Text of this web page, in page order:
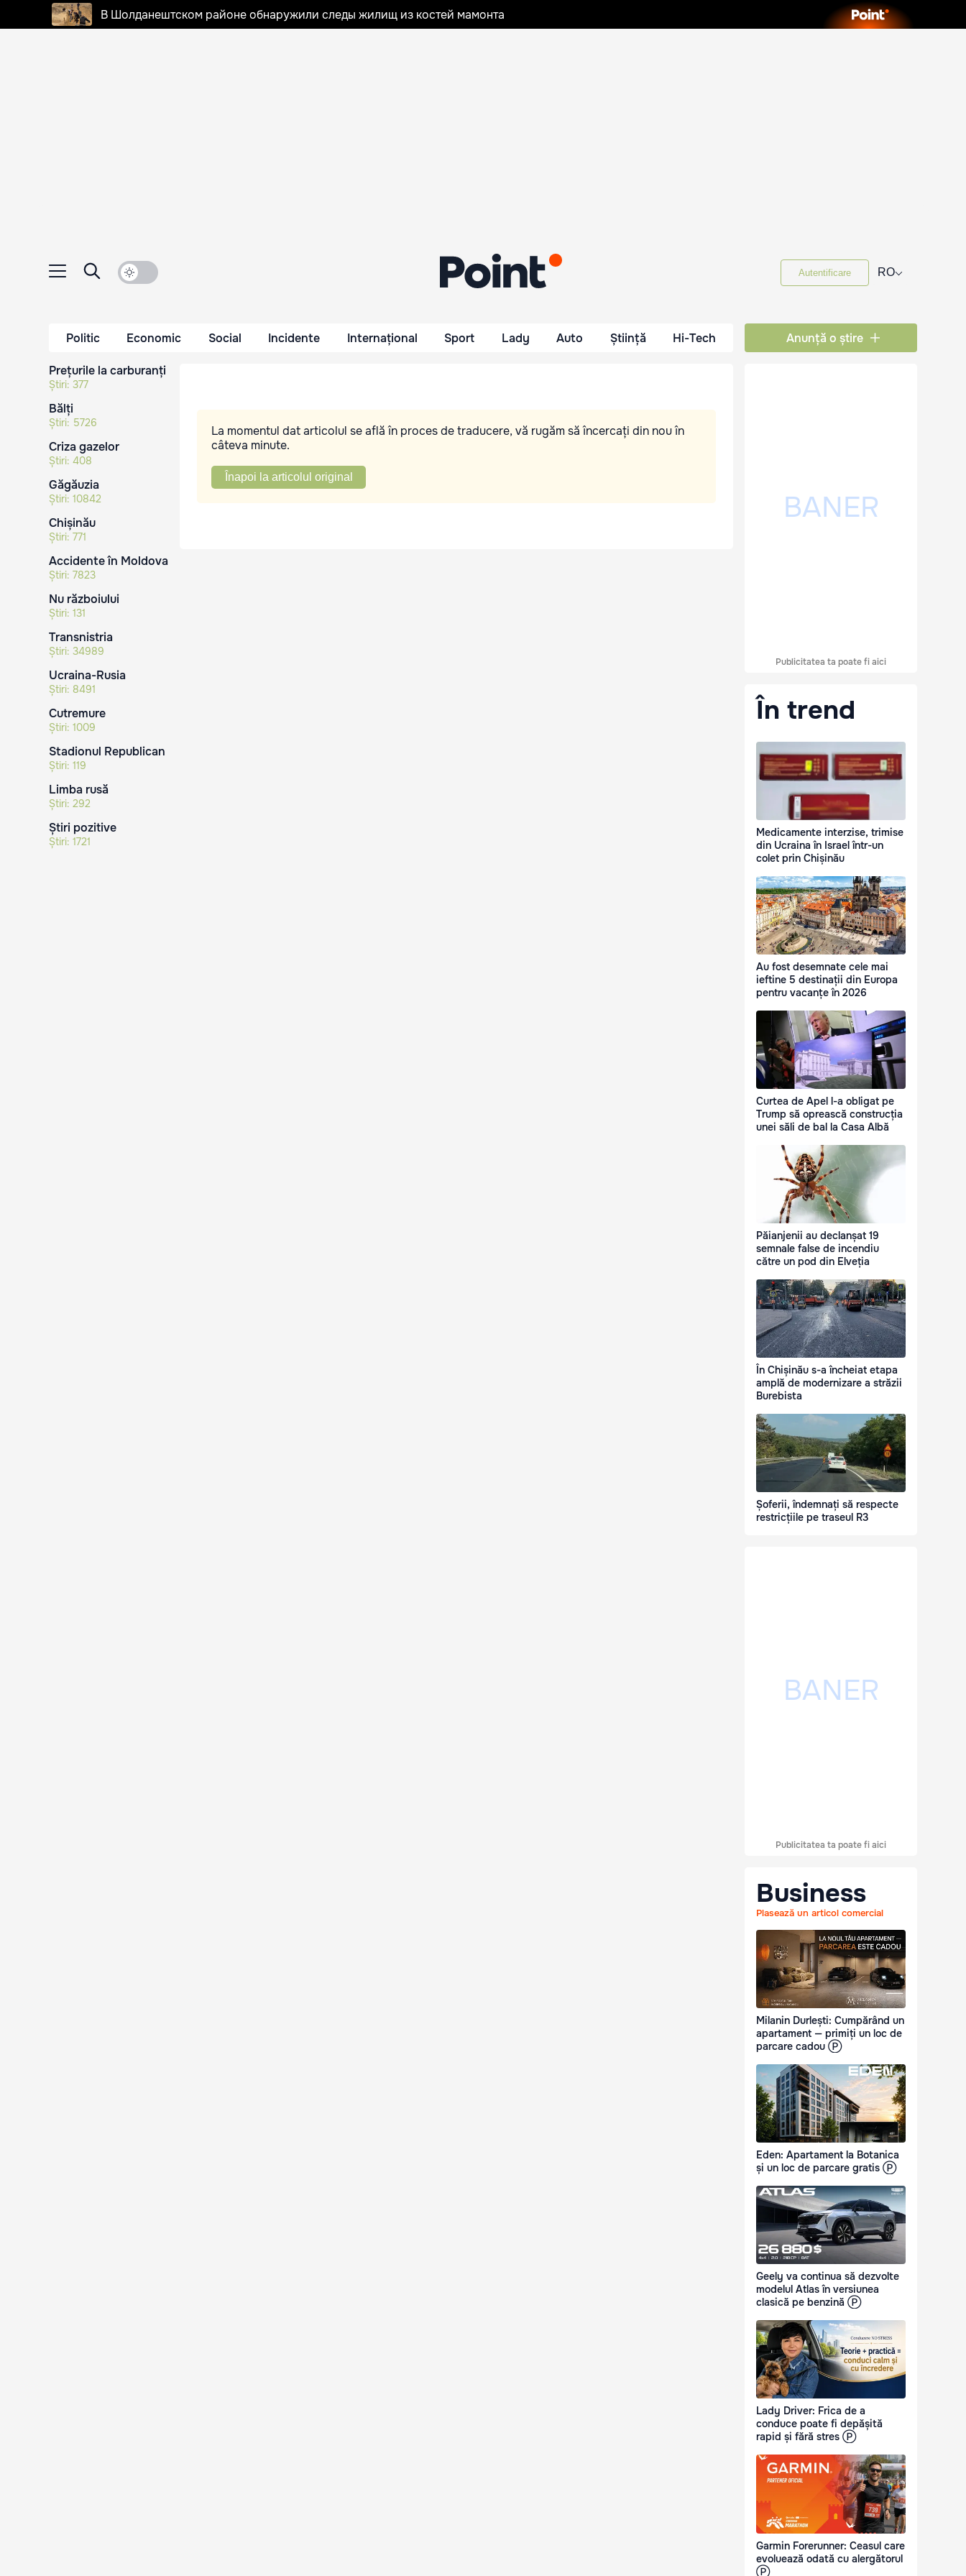
В Шолданештском районе обнаружили следы жилищ из костей мамонта
Autentificare RO⌵
Politic Economic Social Incidente Internațional Sport Lady Auto Știință Hi-Tech Anunță o știre
Prețurile la carburanți
Știri: 377
Bălți
Știri: 5726
Criza gazelor
Știri: 408
Găgăuzia
Știri: 10842
Chișinău
Știri: 771
Accidente în Moldova
Știri: 7823
Nu războiului
Știri: 131
Transnistria
Știri: 34989
Ucraina-Rusia
Știri: 8491
Cutremure
Știri: 1009
Stadionul Republican
Știri: 119
Limba rusă
Știri: 292
Știri pozitive
Știri: 1721
La momentul dat articolul se află în proces de traducere, vă rugăm să încercați din nou în
câteva minute.
Înapoi la articolul original
Publicitatea ta poate fi aici
În trend
Medicamente interzise, trimise
din Ucraina în Israel într-un
colet prin Chișinău
Au fost desemnate cele mai
ieftine 5 destinații din Europa
pentru vacanțe în 2026
Curtea de Apel l-a obligat pe
Trump să oprească construcția
unei săli de bal la Casa Albă
Păianjenii au declanșat 19
semnale false de incendiu
către un pod din Elveția
În Chișinău s-a încheiat etapa
amplă de modernizare a străzii
Burebista
Șoferii, îndemnați să respecte
restricțiile pe traseul R3
Publicitatea ta poate fi aici
Business
Plasează un articol comercial
Milanin Durlești: Cumpărând un
apartament — primiți un loc de
parcare cadou Ⓟ
Eden: Apartament la Botanica
și un loc de parcare gratis Ⓟ
Geely va continua să dezvolte
modelul Atlas în versiunea
clasică pe benzină Ⓟ
Lady Driver: Frica de a
conduce poate fi depășită
rapid și fără stres Ⓟ
Garmin Forerunner: Ceasul care
evoluează odată cu alergătorul
Ⓟ